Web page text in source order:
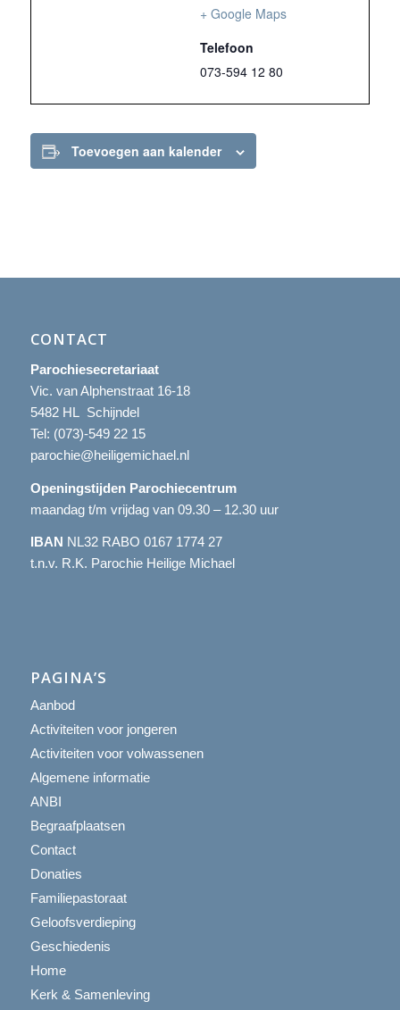
+ Google Maps
Telefoon
073-594 12 80
Toevoegen aan kalender
CONTACT
Parochiesecretariaat
Vic. van Alphenstraat 16-18
5482 HL Schijndel
Tel: (073)-549 22 15
parochie@heiligemichael.nl
Openingstijden Parochiecentrum
maandag t/m vrijdag van 09.30 – 12.30 uur
IBAN NL32 RABO 0167 1774 27
t.n.v. R.K. Parochie Heilige Michael
PAGINA’S
Aanbod
Activiteiten voor jongeren
Activiteiten voor volwassenen
Algemene informatie
ANBI
Begraafplaatsen
Contact
Donaties
Familiepastoraat
Geloofsverdieping
Geschiedenis
Home
Kerk & Samenleving